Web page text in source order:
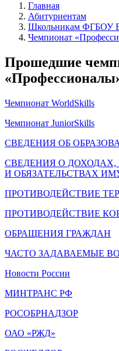
Главная
Абитуриентам
Школьникам ФГБОУ
Чемпионат
Прошедшие
Чемпионат WorldSkills
Чемпионат JuniorSkills
СВЕДЕНИЯ ОБ
СВЕДЕНИЯ О
И ОБЯЗАТЕЛЬСТВАХ
ПРОТИВОДЕЙСТВИЕ
ПРОТИВОДЕЙСТВИЕ
ОБРАЩЕНИЯ ГРАЖДАН
ЧАСТО ЗАДАВАЕМЫЕ
Новости России
МИНТРАНС РФ
РОСОБРНАДЗОР
ОАО «РЖД»